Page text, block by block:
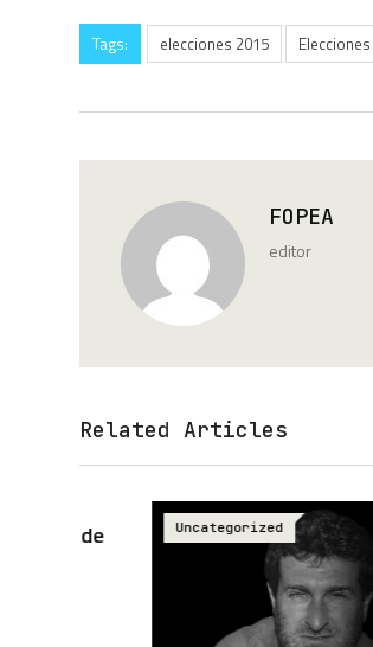
Tags: elecciones 2015
FOPEA
editor
Related Articles
Uncategorized